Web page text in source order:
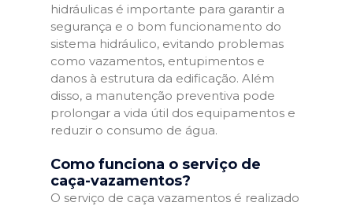
hidráulicas é importante para garantir a
segurança e o bom funcionamento do
sistema hidráulico, evitando problemas
como vazamentos, entupimentos e
danos à estrutura da edificação. Além
disso, a manutenção preventiva pode
prolongar a vida útil dos equipamentos e
reduzir o consumo de água.
Como funciona o serviço de
caça-vazamentos?
O serviço de caça vazamentos é realizado